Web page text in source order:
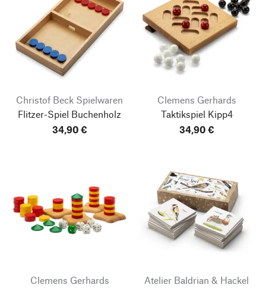
Christof Beck Spielwaren
Flitzer-Spiel Buchenholz
34,90 €
Clemens Gerhards
Taktikspiel Kipp4
34,90 €
Clemens Gerhards
Atelier Baldrian & Hackel